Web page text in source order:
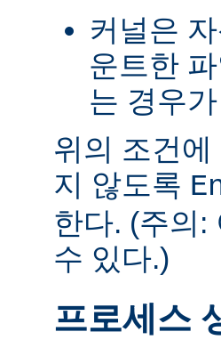
커널은
운트한
는 경우
위의 조건
지 않도록
한다. (주의:
수 있다.)
프로세스